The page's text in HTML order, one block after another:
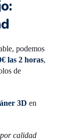
podemos
las 2 horas,
de
3D en
calidad